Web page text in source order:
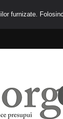
furnizate.